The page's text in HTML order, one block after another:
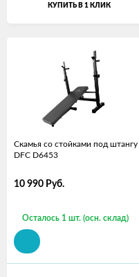
КУПИТЬ В 1 КЛИК
Скамья со стойками под штангу
DFC D6453
10 990 Руб.
Осталось 1 шт. (осн. склад)